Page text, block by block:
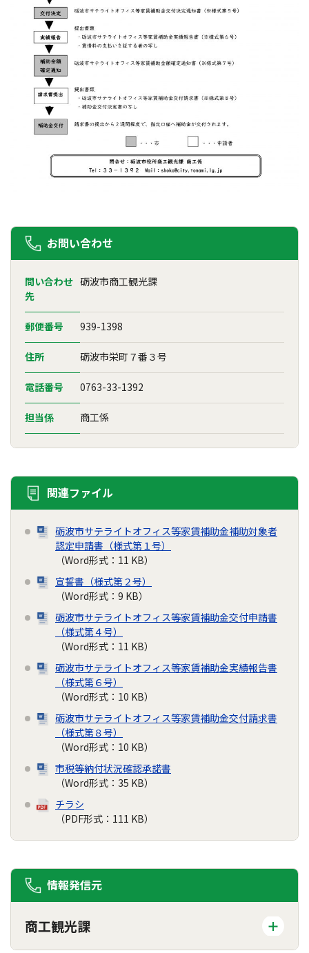
お問い合わせ
問い合わせ
先
砺波市商工観光課
郵便番号 939-1398
住所 砺波市栄町７番３号
電話番号 0763-33-1392
担当係 商工係
関連ファイル
砺波市サテライトオフィス等家賃補助金補助対象者
認定申請書（様式第１号）
（Word形式：11 KB）
宣誓書（様式第２号）
（Word形式：9 KB）
砺波市サテライトオフィス等家賃補助金交付申請書
（様式第４号）
（Word形式：11 KB）
砺波市サテライトオフィス等家賃補助金実績報告書
（様式第６号）
（Word形式：10 KB）
砺波市サテライトオフィス等家賃補助金交付請求書
（様式第８号）
（Word形式：10 KB）
市税等納付状況確認承諾書
（Word形式：35 KB）
チラシ
（PDF形式：111 KB）
情報発信元
商工観光課